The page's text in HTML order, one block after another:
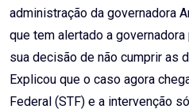
administração da governadora
que tem alertado a
sua decisão de não cumprir as
Explicou que o caso agora
Federal (STF) e a intervenção